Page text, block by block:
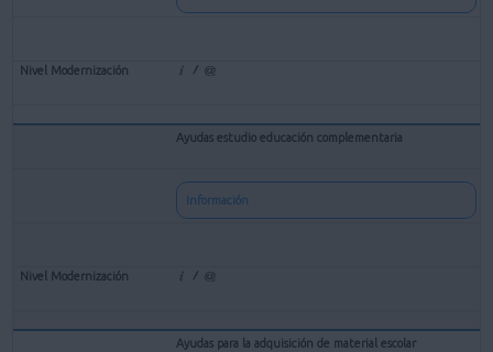
Ayudas estudio educación complementaria
Información
Ayudas para la adquisición de material escolar